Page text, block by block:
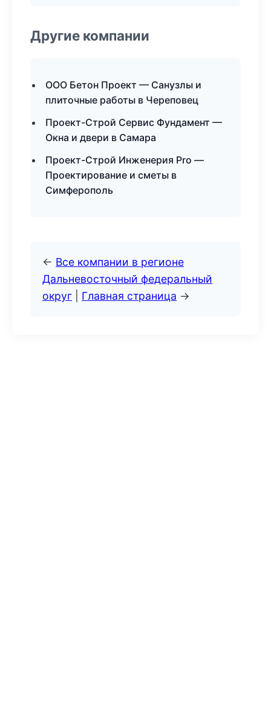
Другие компании
ООО Бетон Проект — Санузлы и
плиточные работы в Череповец
Проект-Строй Сервис Фундамент —
Окна и двери в Самара
Проект-Строй Инженерия Pro —
Проектирование и сметы в
Симферополь
← Все компании в регионе
Дальневосточный федеральный
округ
Главная страница →